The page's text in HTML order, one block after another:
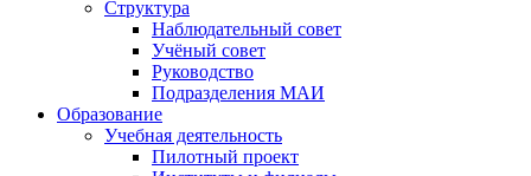
Структура
Наблюдательный совет
Учёный совет
Руководство
Подразделения МАИ
Образование
Учебная деятельность
Пилотный проект